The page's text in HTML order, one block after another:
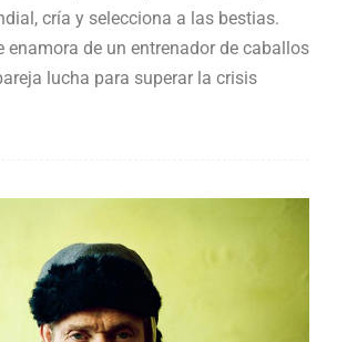
cría y selecciona a las bestias.
enamora de un entrenador de caballos
lucha para superar la crisis